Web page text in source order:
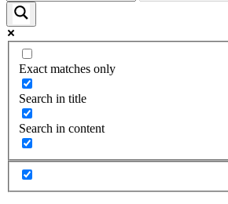
Exact matches only
Search in title
Search in content